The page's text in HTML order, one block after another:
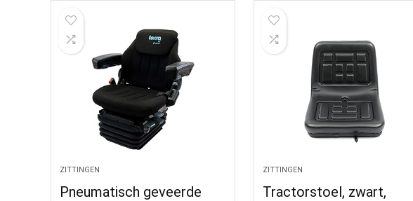
ZITTINGEN
Pneumatisch geveerde
ZITTINGEN
Tractorstoel, zwart,